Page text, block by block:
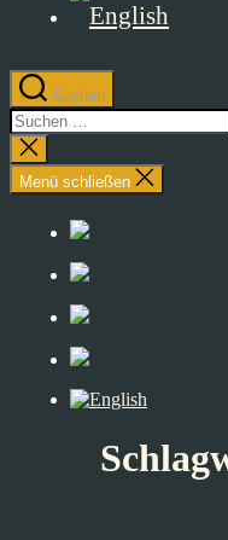
Suchen
Suchen
nach:
Suche
schließen
Menü schließen